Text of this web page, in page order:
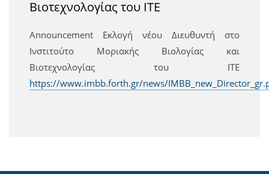
Βιοτεχνολογίας του ΙΤΕ
Announcement Εκλογή νέου Διευθυντή στο
Ινστιτούτο Μοριακής Βιολογίας και
Βιοτεχνολογίας του ΙΤΕ
https://www.imbb.forth.gr/news/